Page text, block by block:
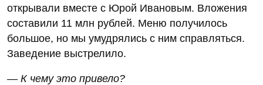
открывали вместе с Юрой Ивановым. Вложения
составили 11 млн рублей. Меню получилось
большое, но мы умудрялись с ним справляться.
Заведение выстрелило.
— К чему это привело?